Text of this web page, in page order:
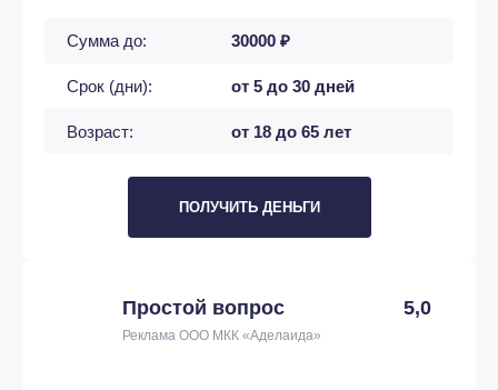
Сумма до: 30000 ₽
Срок (дни): от 5 до 30 дней
Возраст: от 18 до 65 лет
ПОЛУЧИТЬ ДЕНЬГИ
Простой вопрос 5,0
Реклама ООО МКК «Аделаида»